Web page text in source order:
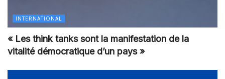
INTERNATIONAL
« Les think tanks sont la manifestation de la
vitalité démocratique d’un pays »